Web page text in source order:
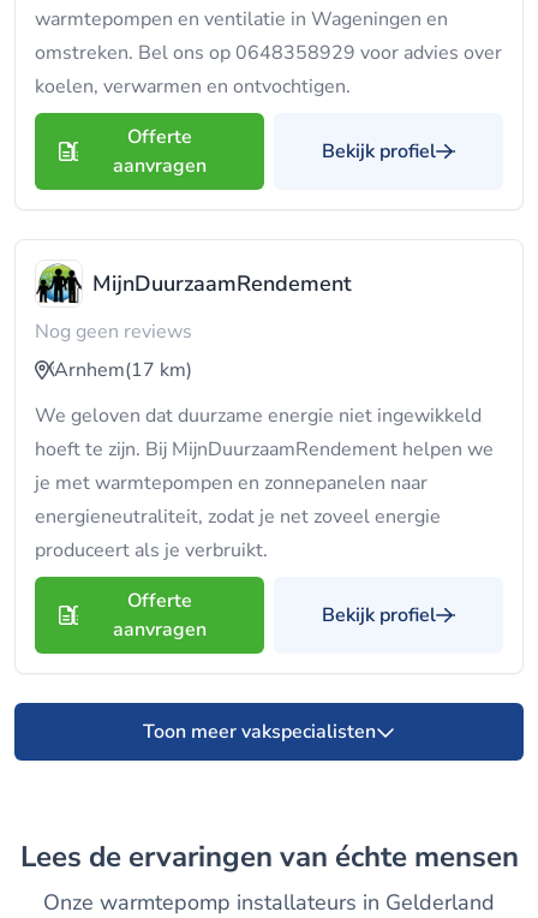
warmtepompen en ventilatie in Wageningen en
omstreken. Bel ons op 0648358929 voor advies over
koelen, verwarmen en ontvochtigen.
Offerte
aanvragen
Bekijk profiel
MijnDuurzaamRendement
Nog geen reviews
Arnhem(17 km)
We geloven dat duurzame energie niet ingewikkeld
hoeft te zijn. Bij MijnDuurzaamRendement helpen we
je met warmtepompen en zonnepanelen naar
energieneutraliteit, zodat je net zoveel energie
produceert als je verbruikt.
Offerte
aanvragen
Bekijk profiel
Toon meer vakspecialisten
Lees de ervaringen van échte mensen
Onze warmtepomp installateurs in Gelderland